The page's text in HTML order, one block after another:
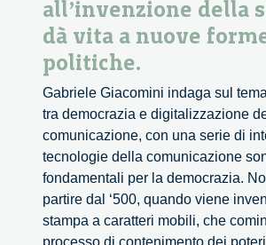
all’invenzione della
dà vita a nuove
politiche.
Gabriele Giacomini indaga sul
tra democrazia e digitalizzazione
comunicazione, con una serie di
tecnologie della comunicazione
fondamentali per la democrazia.
partire dal ‘500, quando viene
stampa a caratteri mobili, che